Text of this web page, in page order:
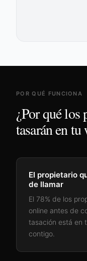
POR QUÉ FUNCIONA
¿Por qué los
tasarán en tu
El propietario
de llamar
El 78% de los
online antes de
tasación está en
contigo.